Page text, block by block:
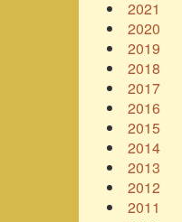
2021
2020
2019
2018
2017
2016
2015
2014
2013
2012
2011